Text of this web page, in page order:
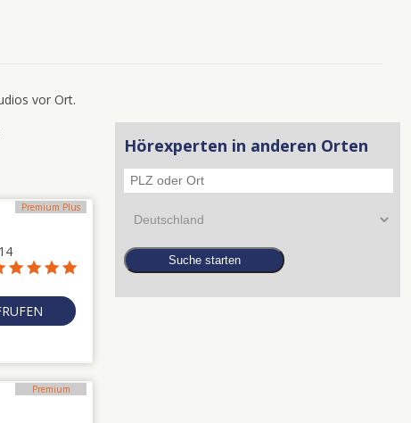
vor Ort.
Premium Plus
Premium
Hörexperten in anderen Orten